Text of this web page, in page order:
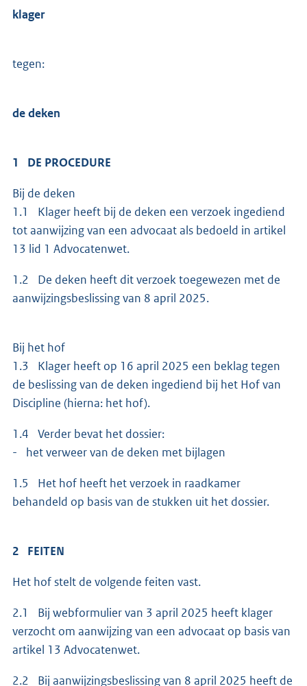
klager
tegen:
de deken
1 DE PROCEDURE
Bij de deken
1.1 Klager heeft bij de deken een verzoek ingediend
tot aanwijzing van een advocaat als bedoeld in artikel
13 lid 1 Advocatenwet.
1.2 De deken heeft dit verzoek toegewezen met de
aanwijzingsbeslissing van 8 april 2025.
Bij het hof
1.3 Klager heeft op 16 april 2025 een beklag tegen
de beslissing van de deken ingediend bij het Hof van
Discipline (hierna: het hof).
1.4 Verder bevat het dossier:
- het verweer van de deken met bijlagen
1.5 Het hof heeft het verzoek in raadkamer
behandeld op basis van de stukken uit het dossier.
2 FEITEN
Het hof stelt de volgende feiten vast.
2.1 Bij webformulier van 3 april 2025 heeft klager
verzocht om aanwijzing van een advocaat op basis van
artikel 13 Advocatenwet.
2.2 Bij aanwijzingsbeslissing van 8 april 2025 heeft de